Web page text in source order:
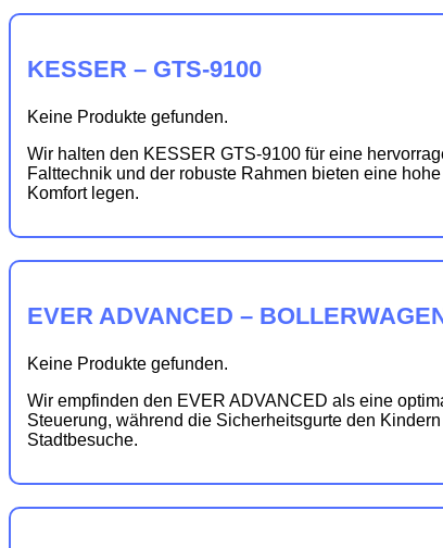
KESSER – GTS-9100
Keine Produkte gefunden.
Wir halten den KESSER GTS-9100 für eine
Falttechnik und der robuste Rahmen bieten eine
Komfort legen.
EVER ADVANCED –
Keine Produkte gefunden.
Wir empfinden den EVER ADVANCED als eine
Steuerung, während die Sicherheitsgurte den
Stadtbesuche.